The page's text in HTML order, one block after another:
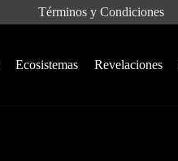
Términos y Condiciones
Ecosistemas Revelaciones